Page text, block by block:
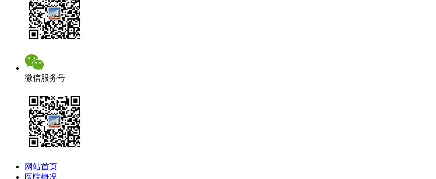
微信服务号
网站首页
医院概况